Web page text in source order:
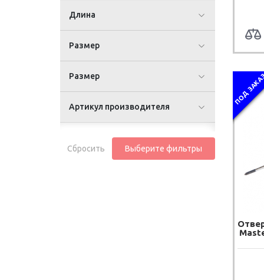
Длина
Размер
Размер
Артикул производителя
Сбросить Выберите фильтры
ПОД